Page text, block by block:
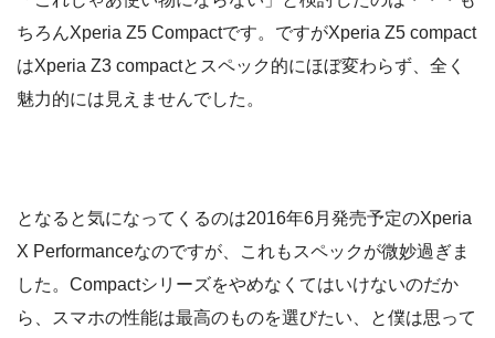
ちろんXperia Z5 Compactです。ですがXperia Z5 compact
はXperia Z3 compactとスペック的にほぼ変わらず、全く
魅力的には見えませんでした。
となると気になってくるのは2016年6月発売予定のXperia
X Performanceなのですが、これもスペックが微妙過ぎま
した。Compactシリーズをやめなくてはいけないのだか
ら、スマホの性能は最高のものを選びたい、と僕は思って